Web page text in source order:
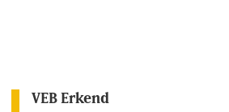
VEB Erkend